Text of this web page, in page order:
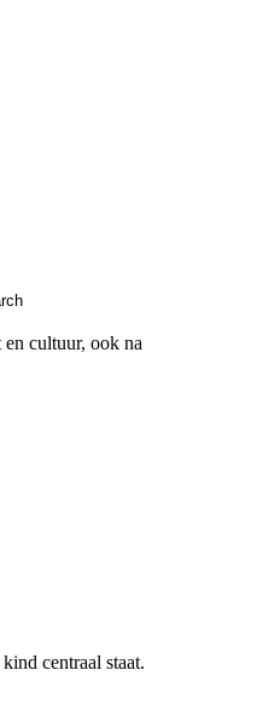
cultuur, ook na
centraal staat.